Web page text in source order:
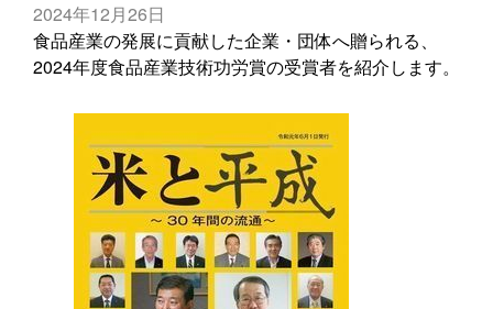
2024年12月26日
食品産業の発展に貢献した企業・団体へ贈られる、
2024年度食品産業技術功労賞の受賞者を紹介します。